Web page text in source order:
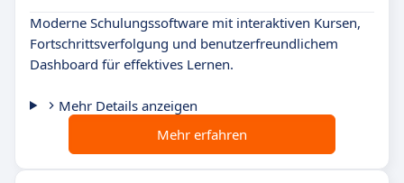
Moderne Schulungssoftware mit interaktiven Kursen,
Fortschrittsverfolgung und benutzerfreundlichem
Dashboard für effektives Lernen.
Mehr Details anzeigen
Mehr erfahren